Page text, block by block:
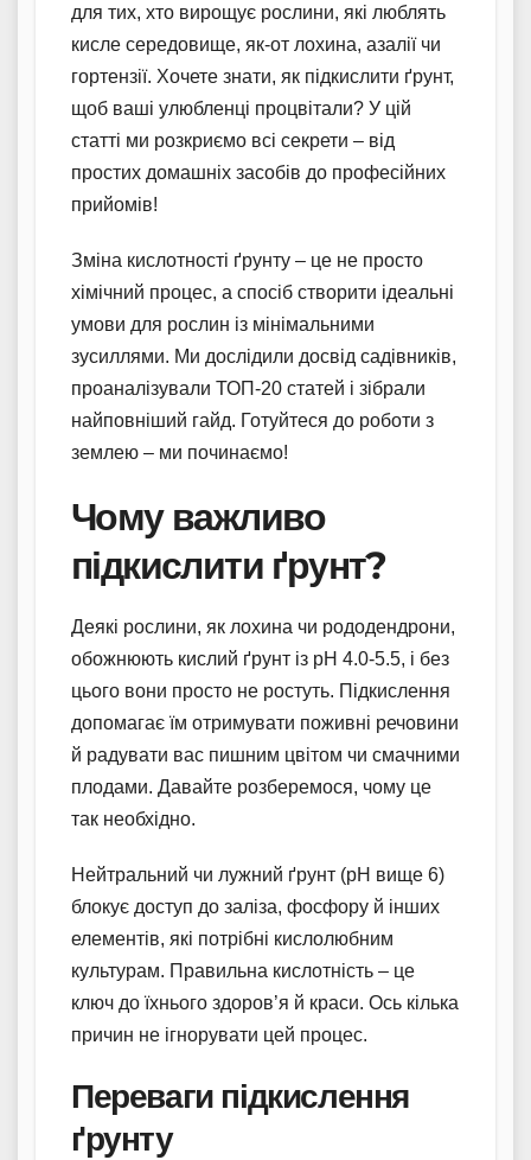
для тих, хто вирощує рослини, які люблять
кисле середовище, як-от лохина, азалії чи
гортензії. Хочете знати, як підкислити ґрунт,
щоб ваші улюбленці процвітали? У цій
статті ми розкриємо всі секрети – від
простих домашніх засобів до професійних
прийомів!
Зміна кислотності ґрунту – це не просто
хімічний процес, а спосіб створити ідеальні
умови для рослин із мінімальними
зусиллями. Ми дослідили досвід садівників,
проаналізували ТОП-20 статей і зібрали
найповніший гайд. Готуйтеся до роботи з
землею – ми починаємо!
Чому важливо
підкислити ґрунт?
Деякі рослини, як лохина чи рододендрони,
обожнюють кислий ґрунт із pH 4.0-5.5, і без
цього вони просто не ростуть. Підкислення
допомагає їм отримувати поживні речовини
й радувати вас пишним цвітом чи смачними
плодами. Давайте розберемося, чому це
так необхідно.
Нейтральний чи лужний ґрунт (pH вище 6)
блокує доступ до заліза, фосфору й інших
елементів, які потрібні кислолюбним
культурам. Правильна кислотність – це
ключ до їхнього здоров’я й краси. Ось кілька
причин не ігнорувати цей процес.
Переваги підкислення
ґрунту